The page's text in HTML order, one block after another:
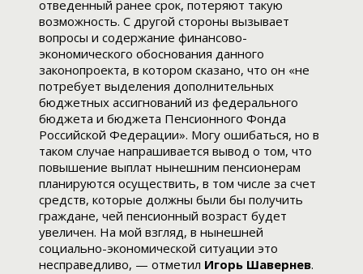
отведенный ранее срок, потеряют такую
возможность. С другой стороны вызывает
вопросы и содержание финансово-
экономического обоснования данного
законопроекта, в котором сказано, что он «не
потребует выделения дополнительных
бюджетных ассигнований из федерального
бюджета и бюджета Пенсионного Фонда
Российской Федерации». Могу ошибаться, но в
таком случае напрашивается вывод о том, что
повышение выплат нынешним пенсионерам
планируются осуществить, в том числе за счет
средств, которые должны были бы получить
граждане, чей пенсионный возраст будет
увеличен. На мой взгляд, в нынешней
социально-экономической ситуации это
несправедливо, — отметил Игорь Шавернев.